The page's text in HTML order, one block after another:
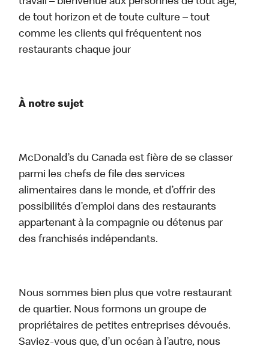
de tout horizon et de toute culture – tout
comme les clients qui fréquentent nos
restaurants chaque jour
À notre sujet
McDonald’s du Canada est fière de se classer
parmi les chefs de file des services
alimentaires dans le monde, et d’offrir des
possibilités d’emploi dans des restaurants
appartenant à la compagnie ou détenus par
des franchisés indépendants.
Nous sommes bien plus que votre restaurant
de quartier. Nous formons un groupe de
propriétaires de petites entreprises dévoués.
Saviez-vous que, d’un océan à l’autre, nous